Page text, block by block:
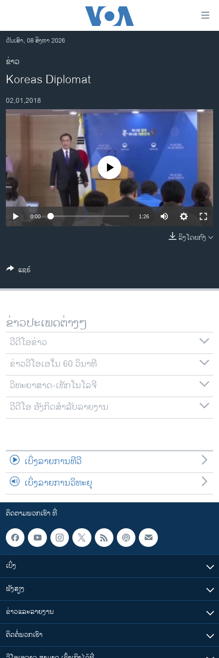
ເຂົ້າ
ຫາ
ຂ້າມ
ຂ້າມ
ໄປ
ຫາ
ອາເມຣິກາ
ການເລືອກຕັ້ງ ປະທານາທີບໍດີ ສະຫະລັດ 2024
ເອເຊຍ
ອິດສະຫຼະພາບດ້ານການຂ່າວ
ຊີວິດຊາວລາວ
ຊຸມຊົນຊາວລາວ
ວິທະຍາສາດ-ເທັກໂນໂລຈີ
ພາສາອັງກິດ
ລາຍການກະຈາຍສຽງ
ລາຍງານ
ຕິດຕາມພວກເຮົາ ທີ່
ພາສາຕ່າງໆ
ວັນເສົາ, 08 ສິງຫາ 2026
ຂ່າວ
Koreas Diplomat
02,01,2018
No media source currently available
0:00 1:26
ລິງໂດຍກົງ
ແຊຣ໌
ຂ່າວປະເພດຕ່າງໆ
ວີດີໂອຂ່າວ
ຂ່າວວີໂອເອໃນ 60 ວິນາທີ
ວິທະຍາສາດ-ເທັກໂນໂລຈີ
ວີດີໂອ ອັງກິດສຳລັບລາຍງານ
ເບິ່ງລາຍການທີວີ
ເບິ່ງລາຍການວິທະຍຸ
ຕິດຕາມພວກເຮົາ ທີ່
ເບິ່ງ
ຟັງສຽງ
ຂ່າວແລະລາຍງານ
ຕິດຕໍ່ພວກເຮົາ